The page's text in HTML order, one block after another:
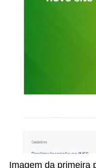
Imagem da primeira